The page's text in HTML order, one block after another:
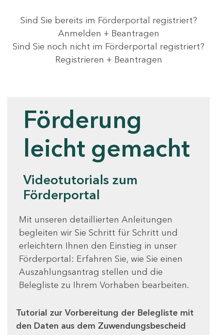
Sind Sie bereits im Förderportal registriert?
Anmelden + Beantragen
Sind Sie noch nicht im Förderportal registriert?
Registrieren + Beantragen
Förderung
leicht gemacht
Videotutorials zum
Förderportal
Mit unseren detaillierten Anleitungen
begleiten wir Sie Schritt für Schritt und
erleichtern Ihnen den Einstieg in unser
Förderportal: Erfahren Sie, wie Sie einen
Auszahlungsantrag stellen und die
Belegliste zu Ihrem Vorhaben bearbeiten.
Tutorial zur Vorbereitung der Belegliste mit
den Daten aus dem Zuwendungsbescheid